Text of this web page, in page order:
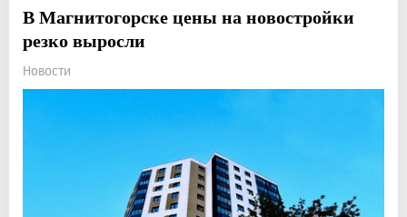
В Магнитогорске цены на новостройки
резко выросли
Новости